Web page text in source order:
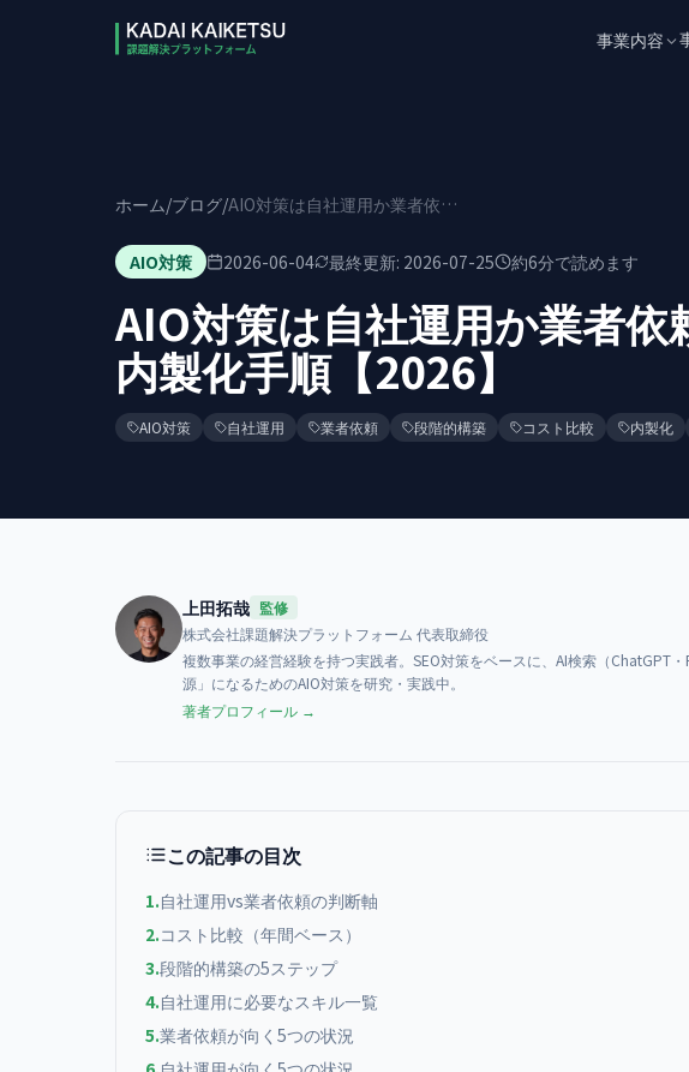
事業内容
ホーム/ブログ/ AIO対策は自社運用か業者依頼か｜判断基準と内製化手順【2026】
AIO対策 2026-06-04 最終更新: 2026-07-25 約6分で読めます
AIO対策は自社運用か業者依
内製化手順【2026】
AIO対策 自社運用 業者依頼 段階的構築 コスト比較 内製化
上田拓哉 監修
株式会社課題解決プラットフォーム 代表取締役
複数事業の経営経験を持つ実践者。SEO対策をベースに、AI検索（ChatGPT
源」になるためのAIO対策を研究・実践中。
著者プロフィール →
この記事の目次
1.自社運用vs業者依頼の判断軸
2.コスト比較（年間ベース）
3.段階的構築の5ステップ
4.自社運用に必要なスキル一覧
5.業者依頼が向く5つの状況